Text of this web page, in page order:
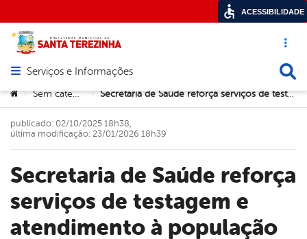
Acesso
Abrir menu principal de navegação
Serviços e Informações
Você está aqui:
> Sem categoria > Secretaria de Saúde reforça serviços de testagem e atendimento à população
Secretaria de Saúde reforça
serviços de testagem e
atendimento à população
publicado: 02/10/2025 18h38,
última modificação: 23/01/2026 18h39
ACESSIBILIDADE